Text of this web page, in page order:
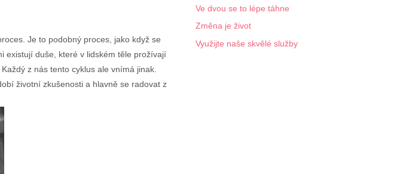
Je to podobný proces, jako když se
existují duše, které v lidském těle prožívají
z nás tento cyklus ale vnímá jinak.
životní zkušenosti a hlavně se radovat z
Ve dvou se to lépe táhne
Změna je život
Využijte naše skvělé služby